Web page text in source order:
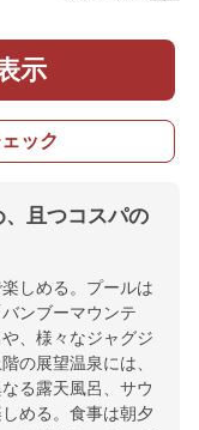
示
ック
且つコスパの
しめる。プールは
ンブーマウンテ
、様々なジャグジ
の展望温泉には、
る露天風呂、サウ
める。食事は朝夕